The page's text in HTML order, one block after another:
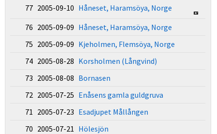
77 2005-09-10 Håneset, Haramsöya, Norge
76 2005-09-09 Håneset, Haramsöya, Norge
75 2005-09-09 Kjeholmen, Flemsöya, Norge
74 2005-08-28 Korsholmen (Långvind)
73 2005-08-08 Bornasen
72 2005-07-25 Enåsens gamla guldgruva
71 2005-07-23 Esadjupet Mållången
70 2005-07-21 Hölesjön